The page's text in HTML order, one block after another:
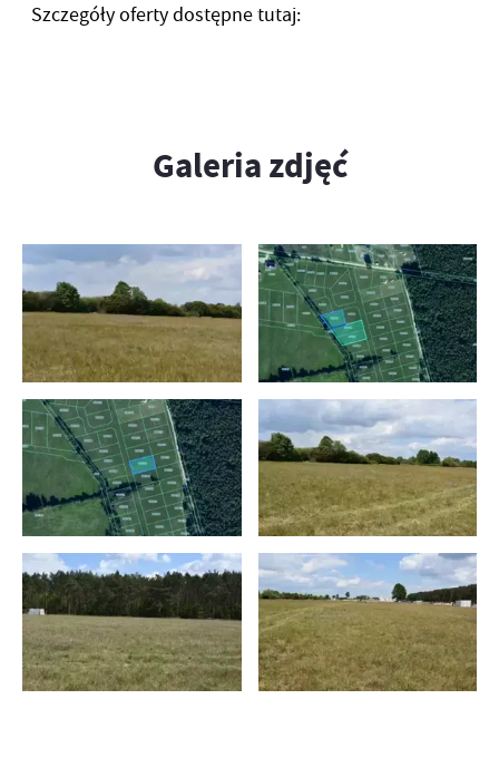
Szczegóły oferty dostępne tutaj:
Galeria zdjęć